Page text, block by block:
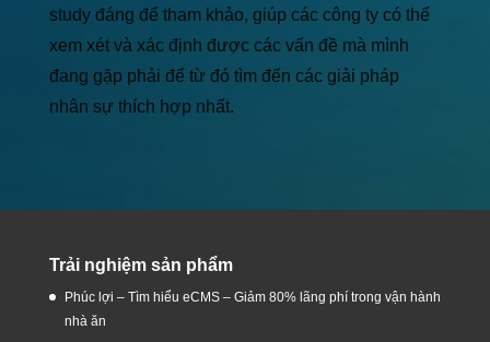
study đáng để tham khảo, giúp các công ty có thể
xem xét và xác định được các vấn đề mà mình
đang gặp phải để từ đó tìm đến các giải pháp
nhân sự thích hợp nhất.
Trải nghiệm sản phẩm
Phúc lợi – Tìm hiểu eCMS – Giảm 80% lãng phí trong vận hành
nhà ăn